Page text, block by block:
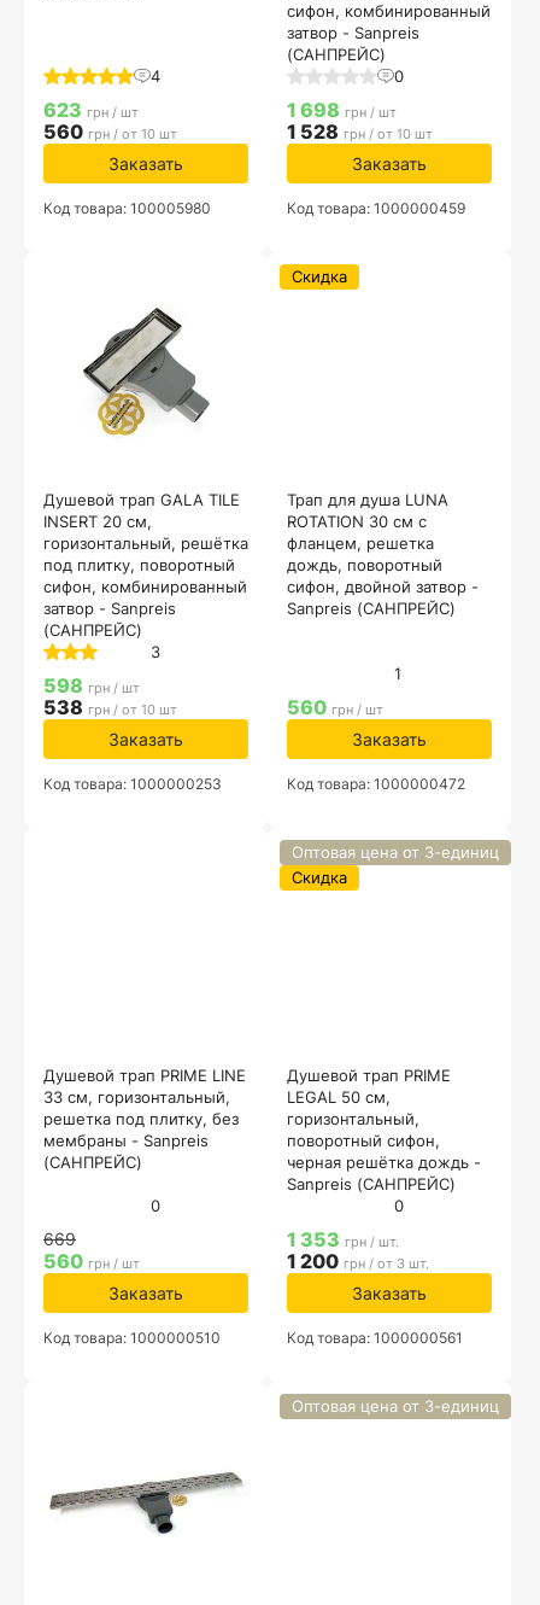
4
623 грн / шт
560 грн / от 10 шт
Заказать
Код товара: 100005980
сифон, комбинированный
затвор - Sanpreis
(САНПРЕЙС)
0
1 698 грн / шт
1 528 грн / от 10 шт
Заказать
Код товара: 1000000459
Душевой трап GALA TILE
INSERT 20 см,
горизонтальный, решётка
под плитку, поворотный
сифон, комбинированный
затвор - Sanpreis
(САНПРЕЙС)
3
598 грн / шт
538 грн / от 10 шт
Заказать
Код товара: 1000000253
Трап для душа LUNA
ROTATION 30 см с
фланцем, решетка
дождь, поворотный
сифон, двойной затвор -
Sanpreis (САНПРЕЙС)
1
Скидка
560 грн / шт
Заказать
Код товара: 1000000472
Душевой трап PRIME LINE
33 см, горизонтальный,
решетка под плитку, без
мембраны - Sanpreis
(САНПРЕЙС)
0
669
560 грн / шт
Заказать
Код товара: 1000000510
Душевой трап PRIME
LEGAL 50 см,
горизонтальный,
поворотный сифон,
черная решётка дождь -
Sanpreis (САНПРЕЙС)
0
Оптовая цена от 3-единиц
Скидка
1 353 грн / шт.
1 200 грн / от 3 шт.
Заказать
Код товара: 1000000561
Оптовая цена от 3-единиц